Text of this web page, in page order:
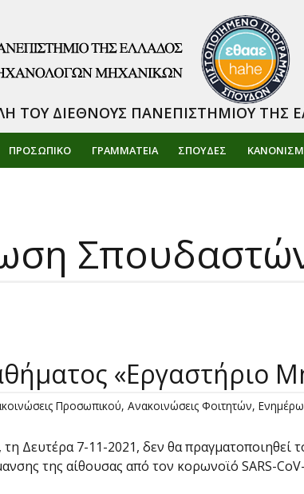
ΠΡΟΣΩΠΙΚΌ ΓΡΑΜΜΑΤΕΙΑ ΣΠΟΥΔΕΣ
ΤΟΥ ΔΙΕΘΝΟΥΣ ΠΑΝΕΠΙΣΤΗΜΙΟΥ ΤΗΣ
«Εργαστήριο
Προσωπικού, Ανακοινώσεις Φοιτητών,
Δευτέρα 7-11-2021, δεν θα
της αίθουσας από τον κορωνοϊό SARS-